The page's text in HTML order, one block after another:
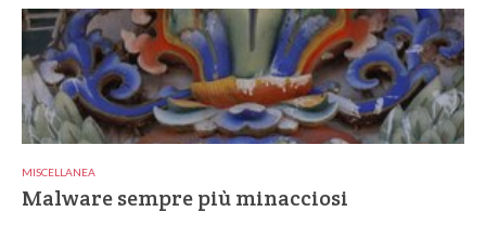
MISCELLANEA
Malware sempre più minacciosi